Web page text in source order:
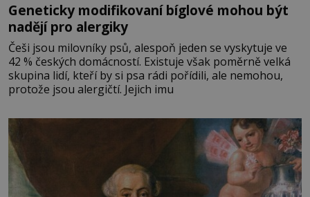
Geneticky modifikovaní bíglové mohou být
nadějí pro alergiky
Češi jsou milovníky psů, alespoň jeden se vyskytuje ve
42 % českých domácností. Existuje však poměrně velká
skupina lidí, kteří by si psa rádi pořídili, ale nemohou,
protože jsou alergičtí. Jejich imu